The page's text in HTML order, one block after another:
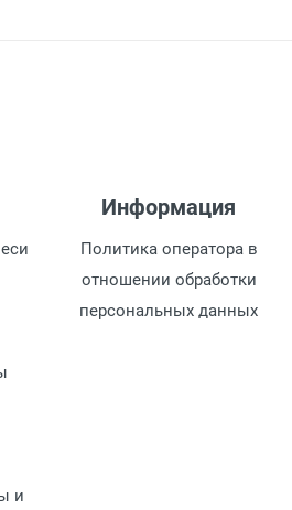
и
Информация
Политика оператора в
отношении обработки
персональных данных